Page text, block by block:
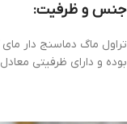
جنس و ظرفیت:
بوده و دارای ظرفیتی معادل 450 میل می باشد.